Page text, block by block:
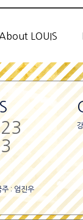
About LOUIS
: 엄진우